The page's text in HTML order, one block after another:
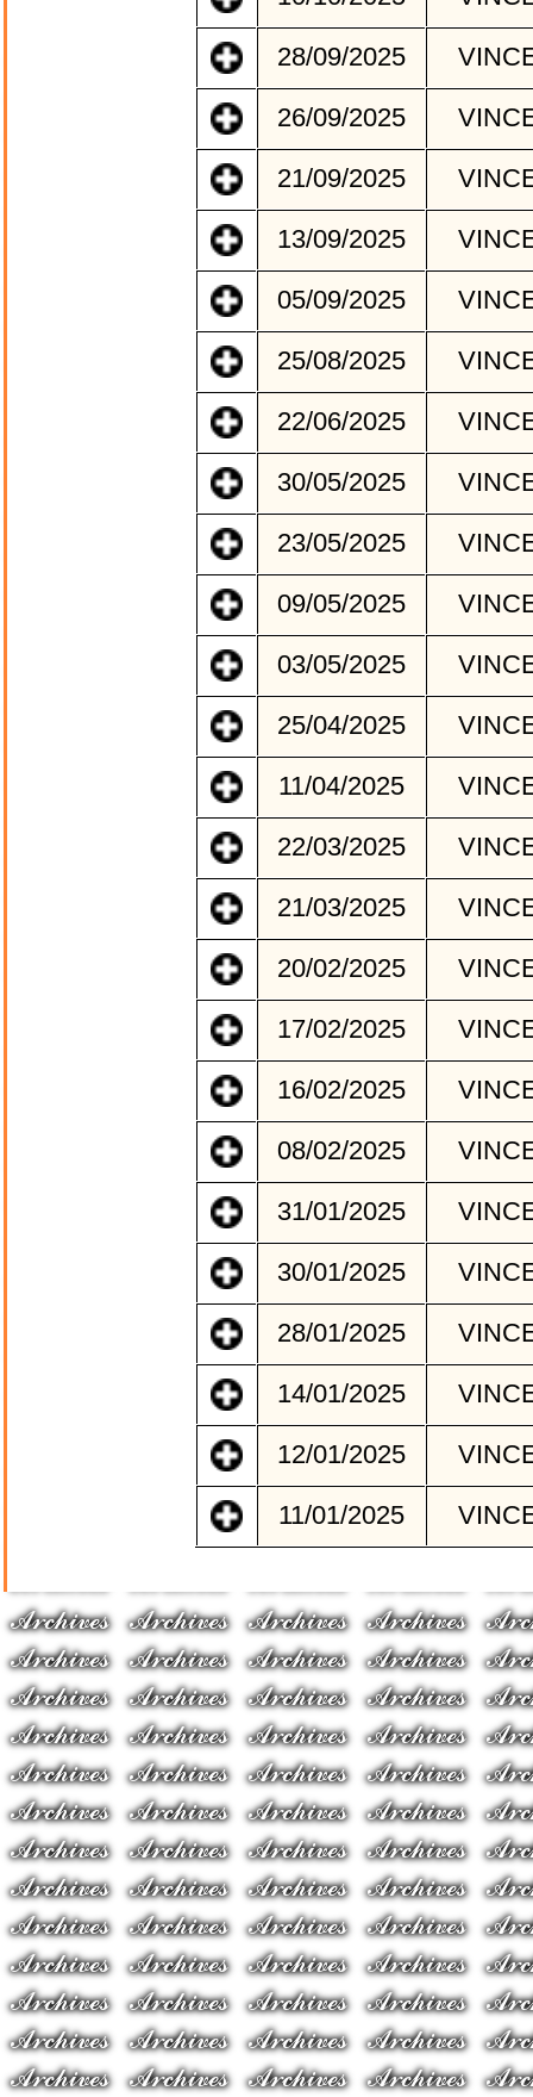
28/09/2025
26/09/2025
21/09/2025
13/09/2025
05/09/2025
25/08/2025
22/06/2025
30/05/2025
23/05/2025
09/05/2025
03/05/2025
25/04/2025
11/04/2025
22/03/2025
21/03/2025
20/02/2025
17/02/2025
16/02/2025
08/02/2025
31/01/2025
30/01/2025
28/01/2025
14/01/2025
12/01/2025
11/01/2025